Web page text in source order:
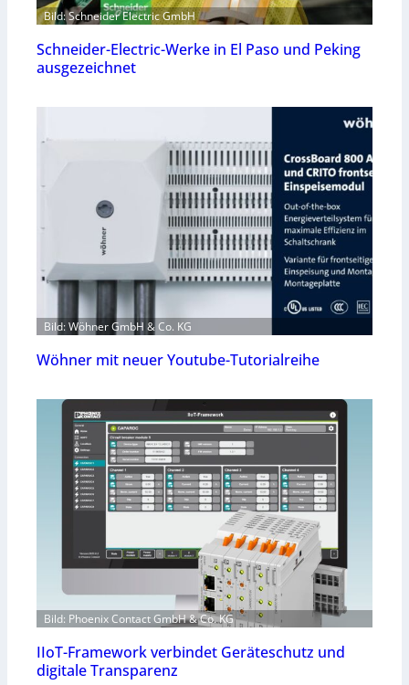
Bild: Schneider Electric GmbH
Schneider-Electric-Werke in El Paso und Peking
ausgezeichnet
Bild: Wöhner GmbH & Co. KG
Wöhner mit neuer Youtube-Tutorialreihe
Bild: Phoenix Contact GmbH & Co. KG
IIoT-Framework verbindet Geräteschutz und
digitale Transparenz